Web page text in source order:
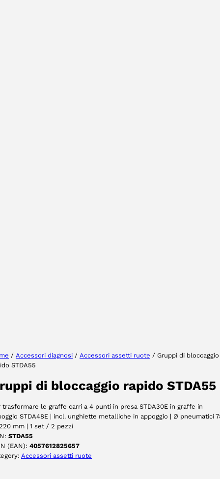
/ Accessori diagnosi / Accessori assetti ruote / Gruppi di bloccaggio
STDA55
di bloccaggio rapido STDA55
trasformare le graffe carri a 4 punti in presa STDA30E in graffe in
STDA48E | incl. unghiette metalliche in appoggio | Ø pneumatici
mm | 1 set / 2 pezzi
STDA55
(EAN): 4057612825657
Accessori assetti ruote
ACCETTA